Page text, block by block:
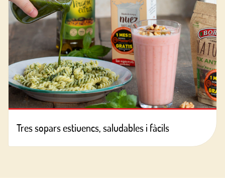
Tres sopars estiuencs, saludables i fàcils